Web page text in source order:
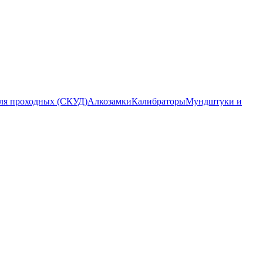
проходных (СКУД)АлкозамкиКалибраторыМундштуки и